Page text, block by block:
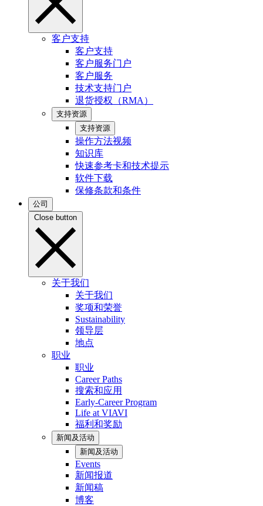
客户支持
客户支持
客户服务门户
客户服务
技术支持门户
退货授权（RMA）
支持资源
支持资源
操作方法视频
知识库
快速参考卡和技术提示
软件下载
保修条款和条件
公司
Close button
关于我们
关于我们
奖项和荣誉
Sustainability
领导层
地点
职业
职业
Career Paths
搜索和应用
Early-Career Program
Life at VIAVI
福利和奖励
新闻及活动
新闻及活动
Events
新闻报道
新闻稿
博客